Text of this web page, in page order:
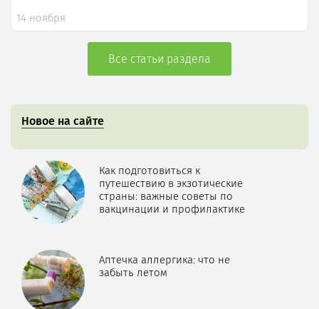
14 ноября
Все статьи раздела
Новое на сайте
Как подготовиться к
путешествию в экзотические
страны: важные советы по
вакцинации и профилактике
Аптечка аллергика: что не
забыть летом